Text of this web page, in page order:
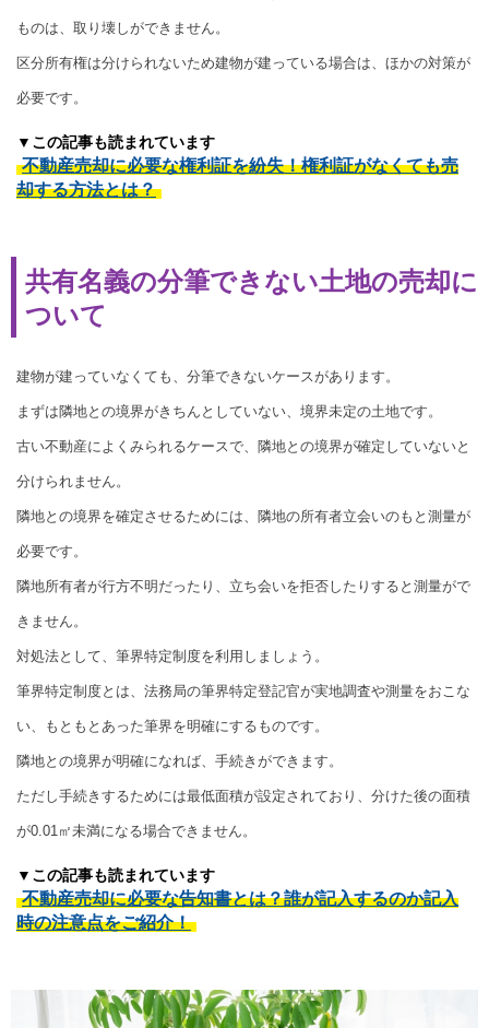
ものは、取り壊しができません。
区分所有権は分けられないため建物が建っている場合は、ほかの対策が
必要です。
▼この記事も読まれています
不動産売却に必要な権利証を紛失！権利証がなくても売
却する方法とは？
共有名義の分筆できない土地の売却に
ついて
建物が建っていなくても、分筆できないケースがあります。
まずは隣地との境界がきちんとしていない、境界未定の土地です。
古い不動産によくみられるケースで、隣地との境界が確定していないと
分けられません。
隣地との境界を確定させるためには、隣地の所有者立会いのもと測量が
必要です。
隣地所有者が行方不明だったり、立ち会いを拒否したりすると測量がで
きません。
対処法として、筆界特定制度を利用しましょう。
筆界特定制度とは、法務局の筆界特定登記官が実地調査や測量をおこな
い、もともとあった筆界を明確にするものです。
隣地との境界が明確になれば、手続きができます。
ただし手続きするためには最低面積が設定されており、分けた後の面積
が0.01㎡未満になる場合できません。
▼この記事も読まれています
不動産売却に必要な告知書とは？誰が記入するのか記入
時の注意点をご紹介！